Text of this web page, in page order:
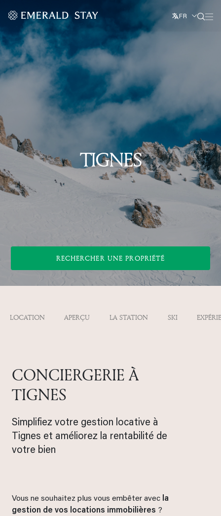
TIGNES
FR
RECHERCHER UNE PROPRIÉTÉ
LOCATION APERÇU LA STATION SKI
CONCIERGERIE À
TIGNES
Simplifiez votre gestion locative à
Tignes et améliorez la rentabilité de
votre bien
Vous ne souhaitez plus vous embêter avec la
gestion de vos locations immobilières ?